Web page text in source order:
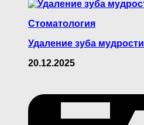
Стоматология
Удаление зуба мудрости
20.12.2025